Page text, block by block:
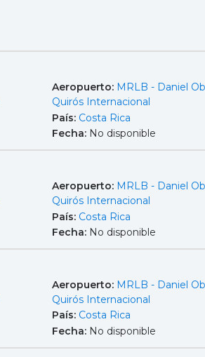
Aeropuerto: MRLB - Daniel
Quirós Internacional
País: Costa Rica
Fecha: No disponible
Aeropuerto: MRLB - Daniel
Quirós Internacional
País: Costa Rica
Fecha: No disponible
Aeropuerto: MRLB - Daniel
Quirós Internacional
País: Costa Rica
Fecha: No disponible